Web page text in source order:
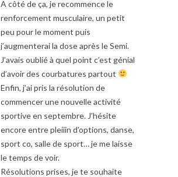
A côté de ça, je recommence le
renforcement musculaire, un petit
peu pour le moment puis
j’augmenterai la dose après le Semi.
J’avais oublié à quel point c’est génial
d’avoir des courbatures partout
Enfin, j’ai pris la résolution de
commencer une nouvelle activité
sportive en septembre. J’hésite
encore entre pleiiin d’options, danse,
sport co, salle de sport… je me laisse
le temps de voir.
Résolutions prises, je te souhaite